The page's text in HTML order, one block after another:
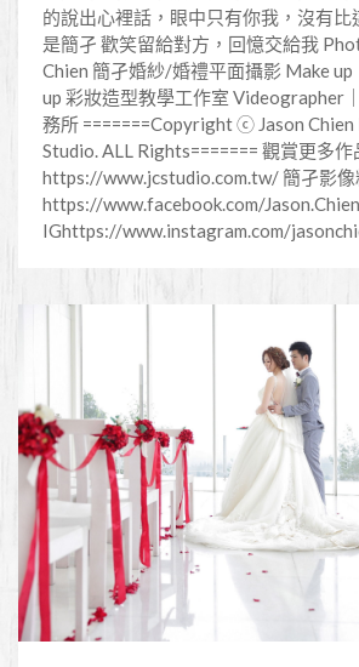
的說出心裡話，眼中只有你我，沒有比
是簡孑 歡笑留給對方，回憶交給我
Chien 簡孑婚紗/婚禮平面攝影 Make up
up 彩妝造型教學工作室 Videographer
務所 =======Copyright ⓒ Jason
Studio. ALL Rights======= 觀賞更多作
https://www.jcstudio.com.tw/ 簡孑影像
https://www.facebook.com/
IGhttps://www.instagram.com/